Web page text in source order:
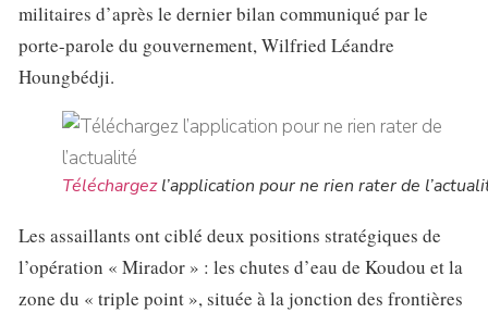
militaires d’après le dernier bilan communiqué par le
porte-parole du gouvernement, Wilfried Léandre
Houngbédji.
Téléchargezl’application pour ne rien rater de
Les assaillants ont ciblé deux positions stratégiques de
l’opération « Mirador » : les chutes d’eau de Koudou et la
zone du « triple point », située à la jonction des frontières